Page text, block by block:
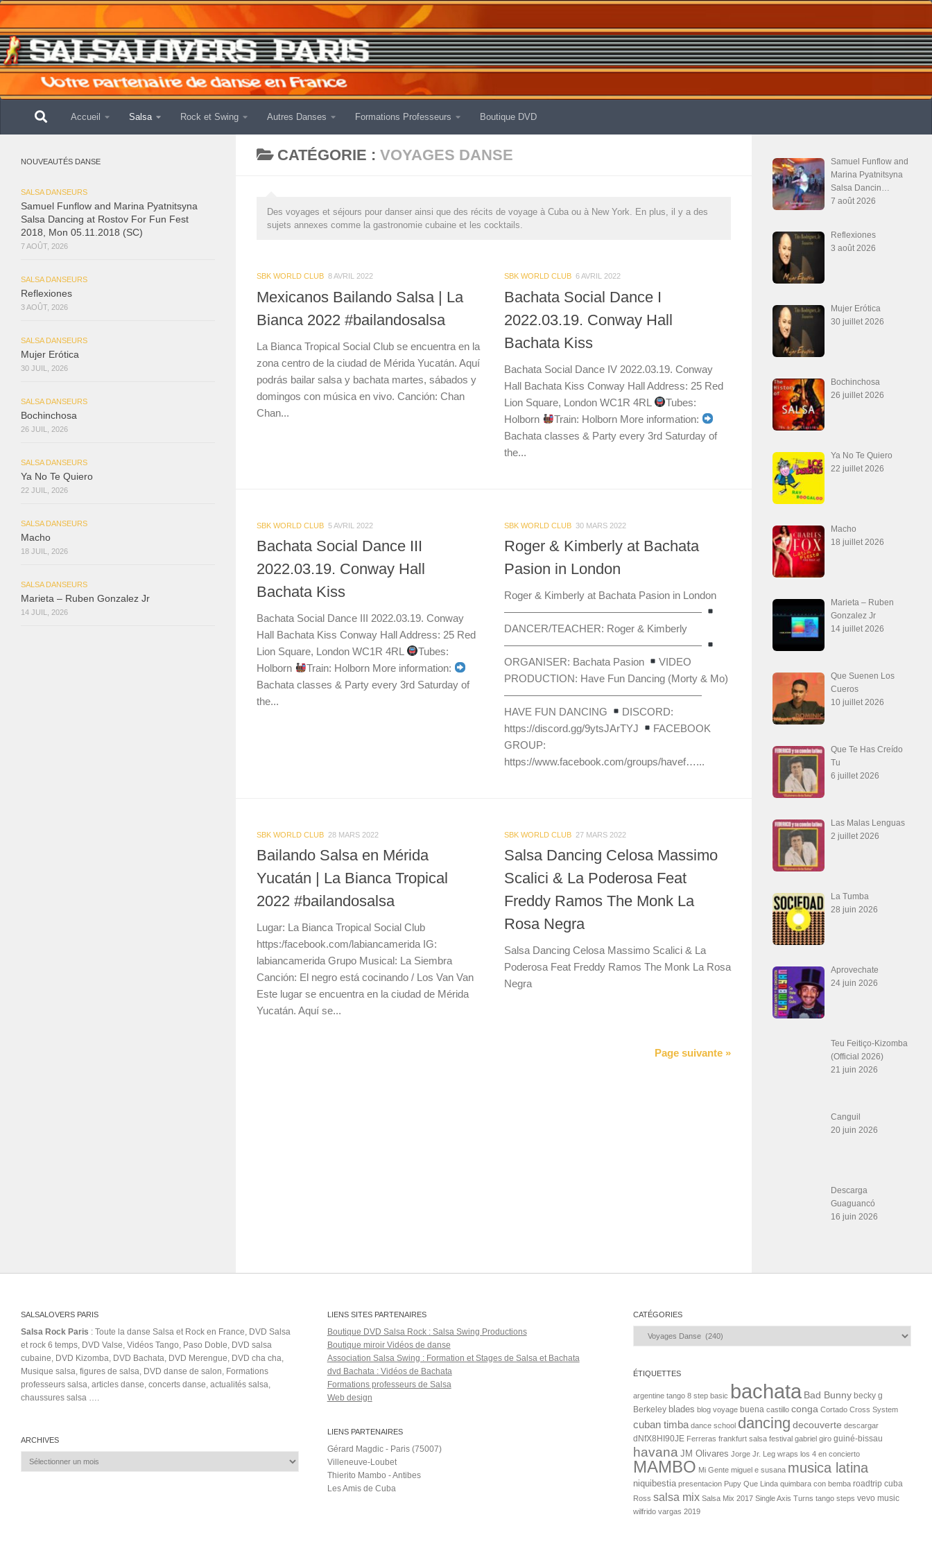
Accueil Salsa Rock et Swing Autres Danses Formations Professeurs Boutique DVD
CATÉGORIE : VOYAGES DANSE
Des voyages et séjours pour danser ainsi que des récits de voyage à Cuba ou à New York. En plus, il y a des
sujets annexes comme la gastronomie cubaine et les cocktails.
SBK WORLD CLUB 8 AVRIL 2022
Mexicanos Bailando Salsa | La
Bianca 2022 #bailandosalsa
La Bianca Tropical Social Club se encuentra en la
zona centro de la ciudad de Mérida Yucatán. Aquí
podrás bailar salsa y bachata martes, sábados y
domingos con música en vivo. Canción: Chan
Chan...
SBK WORLD CLUB 6 AVRIL 2022
Bachata Social Dance I
2022.03.19. Conway Hall
Bachata Kiss
Bachata Social Dance IV 2022.03.19. Conway
Hall Bachata Kiss Conway Hall Address: 25 Red
Lion Square, London WC1R 4RL
Tubes:
Holborn
Train: Holborn More information:
Bachata classes & Party every 3rd Saturday of
the...
SBK WORLD CLUB 5 AVRIL 2022
Bachata Social Dance III
2022.03.19. Conway Hall
Bachata Kiss
Bachata Social Dance III 2022.03.19. Conway
Hall Bachata Kiss Conway Hall Address: 25 Red
Lion Square, London WC1R 4RL
Tubes:
Holborn
Train: Holborn More information:
Bachata classes & Party every 3rd Saturday of
the...
SBK WORLD CLUB 30 MARS 2022
Roger & Kimberly at Bachata
Pasion in London
Roger & Kimberly at Bachata Pasion in London
———————————————————
DANCER/TEACHER: Roger & Kimberly
———————————————————
ORGANISER: Bachata Pasion
VIDEO
PRODUCTION: Have Fun Dancing (Morty & Mo)
———————————————————
HAVE FUN DANCING
DISCORD:
https://discord.gg/9ytsJArTYJ
FACEBOOK
GROUP:
https://www.facebook.com/groups/havef…...
SBK WORLD CLUB 28 MARS 2022
Bailando Salsa en Mérida
Yucatán | La Bianca Tropical
2022 #bailandosalsa
Lugar: La Bianca Tropical Social Club
https:/facebook.com/labiancamerida IG:
labiancamerida Grupo Musical: La Siembra
Canción: El negro está cocinando / Los Van Van
Este lugar se encuentra en la ciudad de Mérida
Yucatán. Aquí se...
SBK WORLD CLUB 27 MARS 2022
Salsa Dancing Celosa Massimo
Scalici & La Poderosa Feat
Freddy Ramos The Monk La
Rosa Negra
Salsa Dancing Celosa Massimo Scalici & La
Poderosa Feat Freddy Ramos The Monk La Rosa
Negra
Page suivante »
NOUVEAUTÉS DANSE
SALSA DANSEURS
Samuel Funflow and Marina Pyatnitsyna
Salsa Dancing at Rostov For Fun Fest
2018, Mon 05.11.2018 (SC)
7 AOÛT, 2026
SALSA DANSEURS
Reflexiones
3 AOÛT, 2026
SALSA DANSEURS
Mujer Erótica
30 JUIL, 2026
SALSA DANSEURS
Bochinchosa
26 JUIL, 2026
SALSA DANSEURS
Ya No Te Quiero
22 JUIL, 2026
SALSA DANSEURS
Macho
18 JUIL, 2026
SALSA DANSEURS
Marieta – Ruben Gonzalez Jr
14 JUIL, 2026
Samuel Funflow and
Marina Pyatnitsyna
Salsa Dancin…
7 août 2026
Reflexiones
3 août 2026
Mujer Erótica
30 juillet 2026
Bochinchosa
26 juillet 2026
Ya No Te Quiero
22 juillet 2026
Macho
18 juillet 2026
Marieta – Ruben
Gonzalez Jr
14 juillet 2026
Que Suenen Los
Cueros
10 juillet 2026
Que Te Has Creído
Tu
6 juillet 2026
Las Malas Lenguas
2 juillet 2026
La Tumba
28 juin 2026
Aprovechate
24 juin 2026
Teu Feitiço-Kizomba
(Official 2026)
21 juin 2026
Canguil
20 juin 2026
Descarga
Guaguancó
16 juin 2026
SALSALOVERS PARIS
Salsa Rock Paris : Toute la danse Salsa et Rock en France, DVD Salsa
et rock 6 temps, DVD Valse, Vidéos Tango, Paso Doble, DVD salsa
cubaine, DVD Kizomba, DVD Bachata, DVD Merengue, DVD cha cha,
Musique salsa, figures de salsa, DVD danse de salon, Formations
professeurs salsa, articles danse, concerts danse, actualités salsa,
chaussures salsa ….
ARCHIVES
Archives
LIENS SITES PARTENAIRES
Boutique DVD Salsa Rock : Salsa Swing Productions
Boutique miroir Vidéos de danse
Association Salsa Swing : Formation et Stages de Salsa et Bachata
dvd Bachata : Vidéos de Bachata
Formations professeurs de Salsa
Web design
LIENS PARTENAIRES
Gérard Magdic - Paris (75007)
Villeneuve-Loubet
Thierito Mambo - Antibes
Les Amis de Cuba
CATÉGORIES
ÉTIQUETTES
argentine tango 8 step basic bachata Bad Bunny becky g
Berkeley blades blog voyage buena castillo conga Cortado Cross System
cuban timba dance school dancing decouverte descargar
dNfX8HI90JE Ferreras frankfurt salsa festival gabriel giro guiné-bissau
havana JM Olivares Jorge Jr. Leg wraps los 4 en concierto
MAMBO Mi Gente miguel e susana musica latina
niquibestia presentacion Pupy Que Linda quimbara con bemba roadtrip cuba
Ross salsa mix Salsa Mix 2017 Single Axis Turns tango steps vevo music
wilfrido vargas 2019